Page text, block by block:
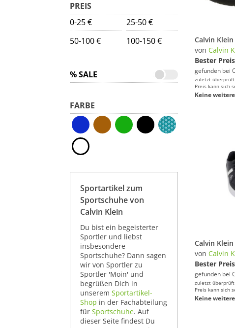
PREIS
0-25 €
25-50 €
50-100 €
100-150 €
% SALE
FARBE
Sportartikel zum
Sportschuhe von
Calvin Klein
Du bist ein begeisterter
Sportler und liebst
insbesondere
Sportschuhe? Dann sagen
wir von Sportler zu
Sportler 'Moin' und
begrüßen Dich in
unserem Sportartikel-
Shop in der Fachabteilung
für Sportschuhe. Auf
dieser Seite findest Du
von Calvin
Bester Preis
gefunden bei
zuletzt
Preis kann sich
Keine
von Calvin
Bester Preis
gefunden bei
zuletzt
Preis kann sich
Keine